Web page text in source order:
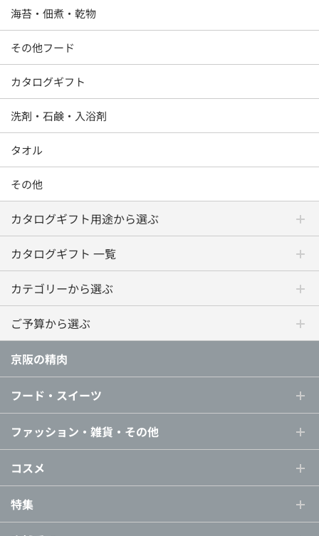
海苔・佃煮・乾物
その他フード
カタログギフト
洗剤・石鹸・入浴剤
タオル
その他
カタログギフト用途から選ぶ
カタログギフト 一覧
カテゴリーから選ぶ
ご予算から選ぶ
京阪の精肉
フード・スイーツ
ファッション・雑貨・その他
コスメ
特集